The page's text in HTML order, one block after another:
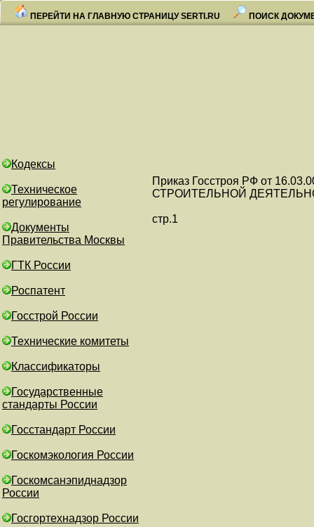
ПЕРЕЙТИ НА ГЛАВНУЮ СТРАНИЦУ SERTI.RU ПОИСК
Кодексы
Техническое
регулирование
Документы
Правительства Москвы
ГТК России
Роспатент
Госстрой России
Технические комитеты
Классификаторы
Государственные
стандарты России
Госстандарт России
Госкомэкология России
Госкомсанэпиднадзор
России
Госгортехнадзор России
Приказ Госстроя РФ от
СТРОИТЕЛЬНОЙ
стр.1